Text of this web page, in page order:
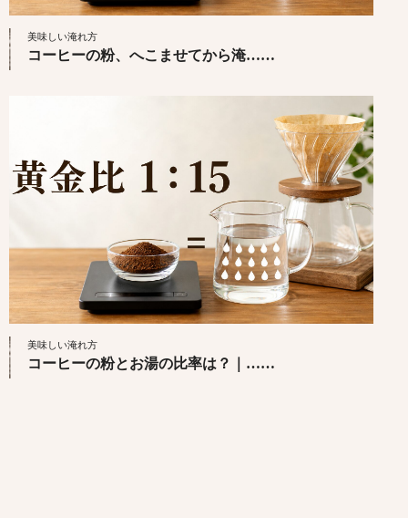
美味しい淹れ方
コーヒーの粉、へこませてから淹……
美味しい淹れ方
コーヒーの粉とお湯の比率は？｜……